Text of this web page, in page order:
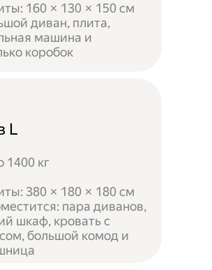
160 × 130 × 150 см
диван, плита,
машина и
коробок
L
1400 кг
380 × 180 × 180 см
пара диванов,
шкаф, кровать с
большой комод и